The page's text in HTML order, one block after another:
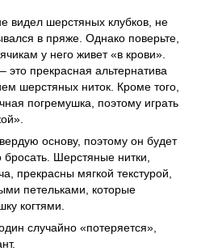
видел шерстяных клубков, не
в пряже. Однако поверьте,
у него живет «в крови».
прекрасная альтернатива
шерстяных ниток. Кроме того,
погремушка, поэтому играть
основу, поэтому он будет
бросать. Шерстяные нитки,
прекрасны мягкой текстурой,
петельками, которые
когтями.
случайно «потеряется»,